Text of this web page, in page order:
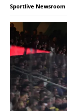
Sportlive Newsroom